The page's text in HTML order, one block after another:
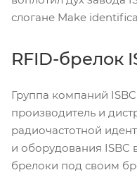
слогане Make
RFID-брелок
Группа компаний
производитель и
радиочастотной
и оборудования ISBC
брелоки под своим